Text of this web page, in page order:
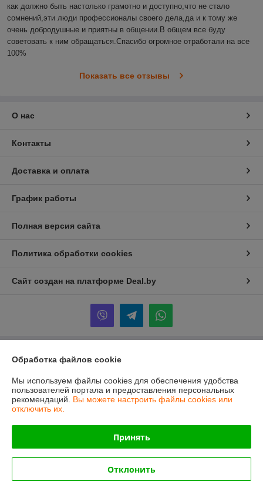
как должно быть настолько грамотно и доступно,что не стало
сомнений,эти люди профессионалы своего дела,да и к тому же
очень добродушные и приятны в общении.В общем все буду
советовать к ним обращаться.Спасибо огромное отработали на все
100%
Показать все отзывы
О нас
Контакты
Доставка и оплата
График работы
Полная версия сайта
Политика обработки cookies
Сайт создан на платформе Deal.by
Информация для покупателя
Юридическое лицо:ООО "ПрофПрогресс"
г. Минск, ул. Ольшевского 10, пом. 303
Регистрационный номер ЕГР: 191960865
УНП: 191960865
Регистрационный орган: Минский городской исполнительный комитет
Дата регистрации компании: 13.06.2013
Ссылка на свидетельство/лицензию
Обработка файлов cookie
Мы используем файлы cookies для обеспечения удобства
пользователей портала и предоставления персональных
рекомендаций. Вы можете настроить файлы cookies или
отключить их.
Принять
Отклонить